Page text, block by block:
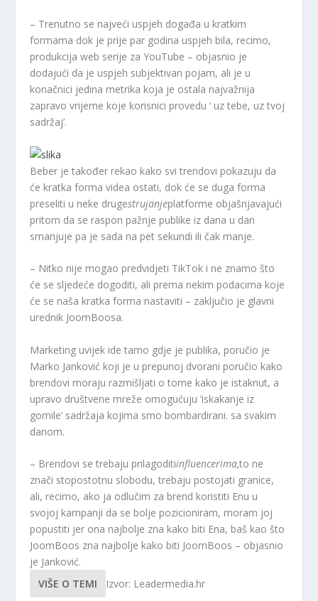
– Trenutno se najveći uspjeh događa u kratkim
formama dok je prije par godina uspjeh bila, recimo,
produkcija web serije za YouTube – objasnio je
dodajući da je uspjeh subjektivan pojam, ali je u
konačnici jedina metrika koja je ostala najvažnija
zapravo vrijeme koje korisnici provedu ‘ uz tebe, uz tvoj
sadržaj’.
Beber je također rekao kako svi trendovi pokazuju da
će kratka forma videa ostati, dok će se duga forma
preseliti u neke drugestrujanjeplatforme objašnjavajući
pritom da se raspon pažnje publike iz dana u dan
smanjuje pa je sada na pet sekundi ili čak manje.
– Nitko nije mogao predvidjeti TikTok i ne znamo što
će se sljedeće dogoditi, ali prema nekim podacima koje
će se naša kratka forma nastaviti – zaključio je glavni
urednik JoomBoosa.
Marketing uvijek ide tamo gdje je publika, poručio je
Marko Janković koji je u prepunoj dvorani poručio kako
brendovi moraju razmišljati o tome kako je istaknut, a
upravo društvene mreže omogućuju ‘iskakanje iz
gomile’ sadržaja kojima smo bombardirani. sa svakim
danom.
– Brendovi se trebaju prilagoditiinfluencerima,to ne
znači stopostotnu slobodu, trebaju postojati granice,
ali, recimo, ako ja odlučim za brend koristiti Enu u
svojoj kampanji da se bolje pozicioniram, moram joj
popustiti jer ona najbolje zna kako biti Ena, baš kao što
JoomBoos zna najbolje kako biti JoomBoos – objasnio
je Janković.
VIŠE O TEMI
Izvor: Leadermedia.hr